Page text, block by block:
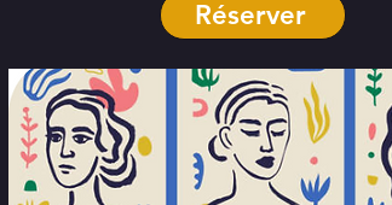
Réserver